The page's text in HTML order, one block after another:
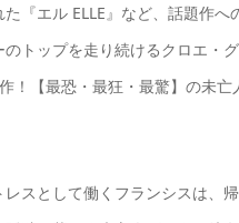
『エル ELLE』など、話題作
トップを走り続けるクロエ・
！【最恐・最狂・最驚】の未
スとして働くフランシスは、